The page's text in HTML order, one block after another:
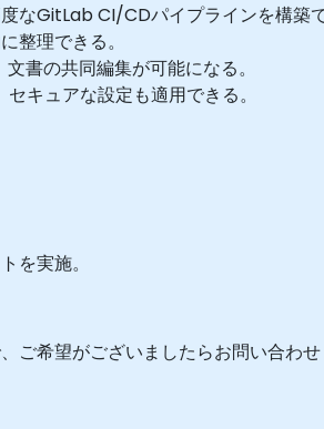
なGitLab CI/CDパイプラインを構築で
整理できる。
書の共同編集が可能になる。
キュアな設定も適用できる。
を実施。
希望がございましたらお問い合わせ